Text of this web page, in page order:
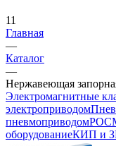
11
Главная
—
Каталог
—
Нержавеющая
Электромагнитные
электроприводом
пневмоприводом
оборудованиеКИП и